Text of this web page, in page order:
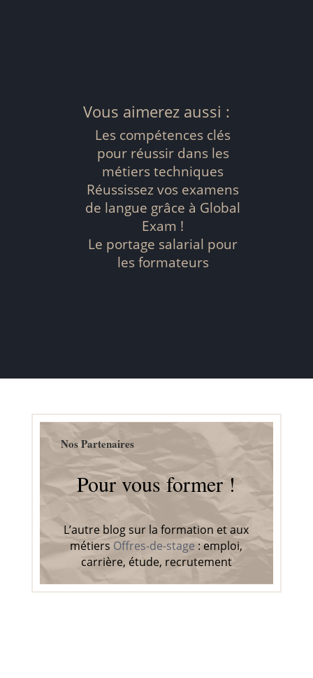
Vous aimerez aussi :
Les compétences clés
pour réussir dans les
métiers techniques
Réussissez vos examens
de langue grâce à Global
Exam !
Le portage salarial pour
les formateurs
Nos Partenaires
Pour vous former !
L’autre blog sur la formation et aux
métiers Offres-de-stage : emploi,
carrière, étude, recrutement